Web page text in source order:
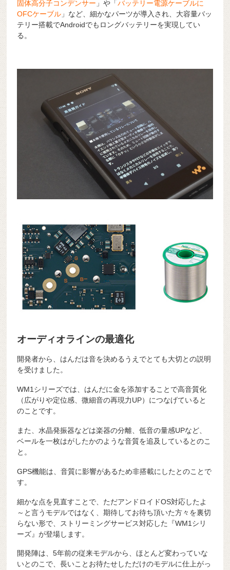
固体高分子コンデンサー 」や「バッテリー電源ケーブルに
OFCケーブル 」など、細かなパーツが導入され、大容量バッ
テリー搭載でAndroidでもロングバッテリーを実現してい
る。
オーディオラインの最適化
開発者から、はんだは音を決めるうえでとても大切との説明
を受けました。
WM1シリーズでは、はんだに金を添加することで高音質化
（広がりや定位感、微細音の再現力UP）につなげていると
のことです。
また、水晶発振器などは楽器の分離、低音の量感UPなど、
ベールを一枚はがしたかのような音質を追及しているとのこ
と。
GPS機能は、音質に影響があるため非搭載にしたとのことで
す。
細かな点を見直すことで、ただアンドロイドOS対応したよ
～と言うモデルではなく、期待してお待ち頂いた方々を裏切
らない形で、ストリーミングサービス対応した『WM1シリ
ーズ』が登場します。
開発陣は、5年前の従来モデルから、ほとんど変わっていな
いとのこで、長いことお待たせしただけのモデルに仕上がっ